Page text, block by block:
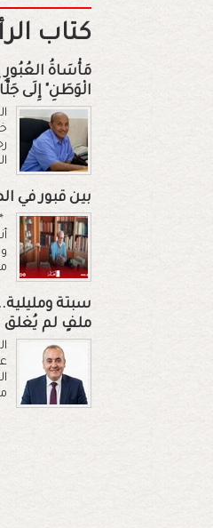
كتاب
مَأْسَاةُ
الْوَطَنِ" إِلَى
بين قبور في
سبتة
ملفٍ لم يُغلق